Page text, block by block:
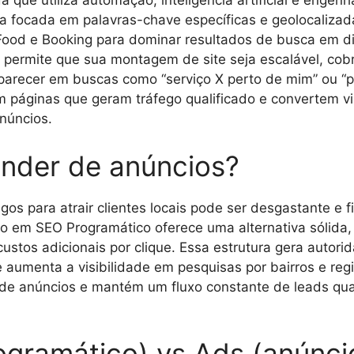
focada em palavras-chave específicas e
e Booking para dominar resultados de busca em
permite que sua montagem de site seja escalável,
em buscas como “serviço X perto de mim” ou
páginas que geram tráfego qualificado e convertem
de anúncios?
para atrair clientes locais pode ser desgastante e
em SEO Programático oferece uma alternativa
adicionais por clique. Essa estrutura gera
a visibilidade em pesquisas por bairros e
anúncios e mantém um fluxo constante de leads